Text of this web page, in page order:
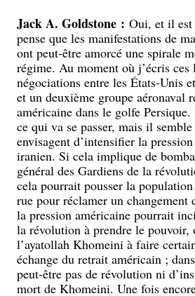
Jack A. Goldstone : Oui, et il
pense que les manifestations de
ont peut-être amorcé une spirale
régime. Au moment où j’écris ces
négociations entre les États-Unis
et un deuxième groupe aéronaval
américaine dans le golfe Persique.
ce qui va se passer, mais il
envisagent d’intensifier la
iranien. Si cela implique de
général des Gardiens de la
cela pourrait pousser la
rue pour réclamer un changement
la pression américaine pourrait
la révolution à prendre le pouvoir,
l’ayatollah Khomeini à faire
échange du retrait américain ;
peut-être pas de révolution ni
mort de Khomeini. Une fois